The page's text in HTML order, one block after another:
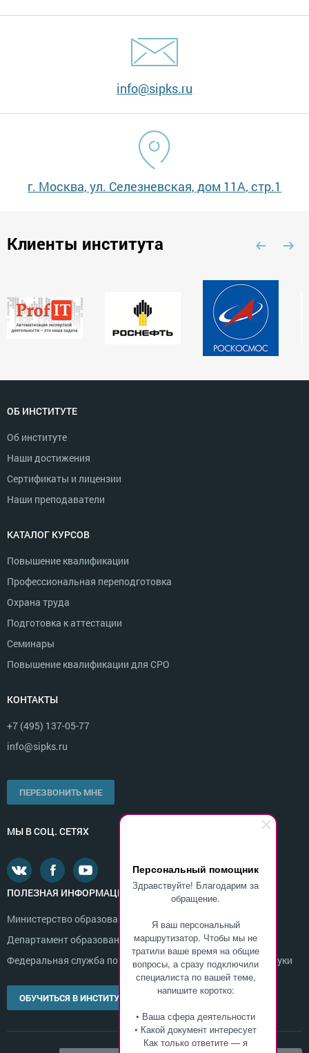
Персональный помощник
Здравствуйте! Благодарим за
обращение.
Я ваш персональный
маршрутизатор. Чтобы мы не
тратили ваше время на общие
вопросы, а сразу подключили
специалиста по вашей теме,
напишите коротко:
• Ваша сфера деятельности
• Какой документ интересует
Как только ответите — я
info@sipks.ru
г. Москва, ул. Селезневская, дом 11А, стр.1
Клиенты института
ОБ ИНСТИТУТЕ
Об институте
Наши достижения
Сертификаты и лицензии
Наши преподаватели
КАТАЛОГ КУРСОВ
Повышение квалификации
Профессиональная переподготовка
Охрана труда
Подготовка к аттестации
Семинары
Повышение квалификации для СРО
КОНТАКТЫ
+7 (495) 137-05-77
info@sipks.ru
ПЕРЕЗВОНИТЬ МНЕ
МЫ В СОЦ. СЕТЯХ
ПОЛЕЗНАЯ ИНФОРМАЦИЯ
Министерство образования и науки России
Департамент образования г. Москвы
Федеральная служба по надзору в сфере образования и науки
ОБУЧИТЬСЯ В ИНСТИТУТЕ